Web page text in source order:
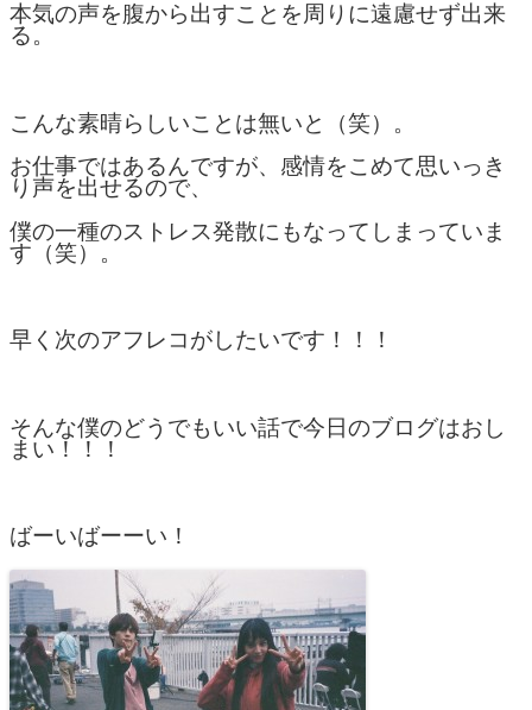
本気の声を腹から出すことを周りに遠慮せず出来
る。
こんな素晴らしいことは無いと（笑）。
お仕事ではあるんですが、感情をこめて思いっき
り声を出せるので、
僕の一種のストレス発散にもなってしまっていま
す（笑）。
早く次のアフレコがしたいです！！！
そんな僕のどうでもいい話で今日のブログはおし
まい！！！
ばーいばーーい！